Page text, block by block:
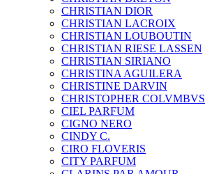
CHRISTIAN DIOR
CHRISTIAN LACROIX
CHRISTIAN LOUBOUTIN
CHRISTIAN RIESE LASSEN
CHRISTIAN SIRIANO
CHRISTINA AGUILERA
CHRISTINE DARVIN
CHRISTOPHER COLVMBVS
CIEL PARFUM
CIGNO NERO
CINDY C.
CIRO FLOVERIS
CITY PARFUM